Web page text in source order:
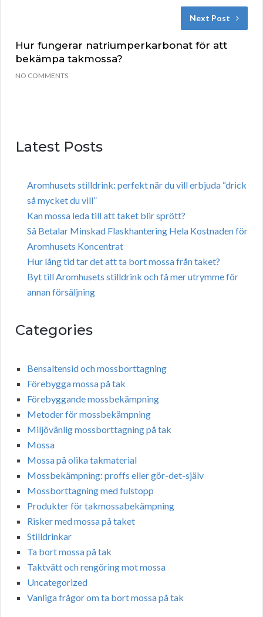
Next Post
Hur fungerar natriumperkarbonat för att
bekämpa takmossa?
NO COMMENTS
Latest Posts
Aromhusets stilldrink: perfekt när du vill erbjuda “drick
så mycket du vill”
Kan mossa leda till att taket blir sprött?
Så Betalar Minskad Flaskhantering Hela Kostnaden för
Aromhusets Koncentrat
Hur lång tid tar det att ta bort mossa från taket?
Byt till Aromhusets stilldrink och få mer utrymme för
annan försäljning
Categories
Bensaltensid och mossborttagning
Förebygga mossa på tak
Förebyggande mossbekämpning
Metoder för mossbekämpning
Miljövänlig mossborttagning på tak
Mossa
Mossa på olika takmaterial
Mossbekämpning: proffs eller gör-det-själv
Mossborttagning med fulstopp
Produkter för takmossabekämpning
Risker med mossa på taket
Stilldrinkar
Ta bort mossa på tak
Taktvätt och rengöring mot mossa
Uncategorized
Vanliga frågor om ta bort mossa på tak